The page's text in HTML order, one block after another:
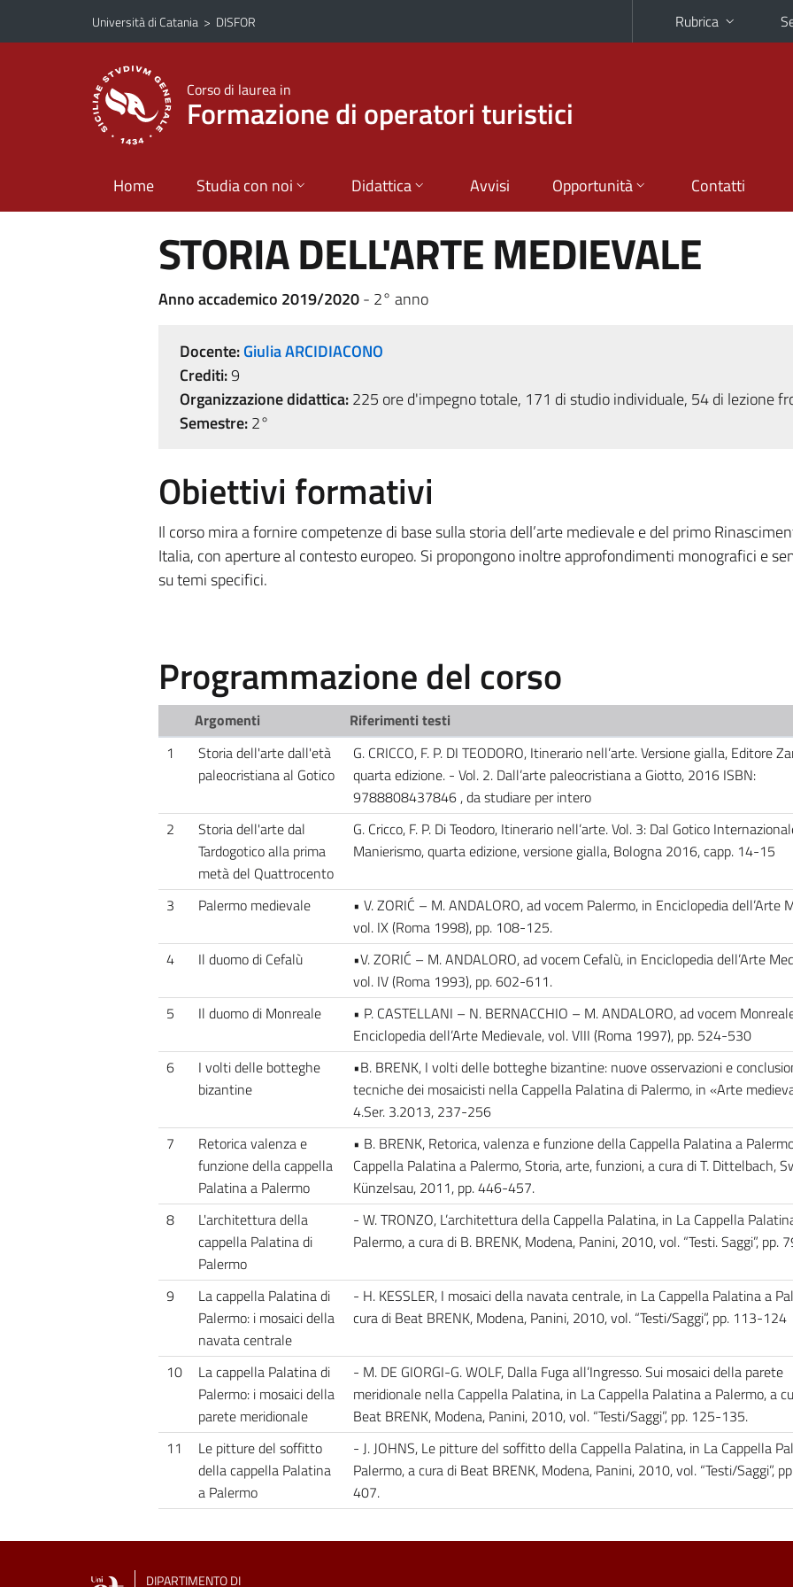
Vai al contenuto principale
Vai al menu di navigazione
Università di Catania > DISFOR Rubrica
Corso di laurea in
Formazione di operatori turistici
Home Studia con noi Didattica Avvisi Opportunità Contatti
STORIA DELL'ARTE MEDIEVALE
Anno accademico 2019/2020- 2° anno
Docente:Giulia ARCIDIACONO
Crediti:9
Organizzazione didattica:225 ore d'impegno totale, 171 di studio individuale, 54 di lezione
Semestre:2°
Obiettivi formativi
Il corso mira a fornire competenze di base sulla storia dell’arte medievale e del primo
Italia, con aperture al contesto europeo. Si propongono inoltre approfondimenti monografici e
su temi specifici.
Programmazione del corso
Argomenti
Riferimenti testi
1
Storia dell'arte dall'età
paleocristiana al Gotico
G. CRICCO, F. P. DI TEODORO, Itinerario nell’arte. Versione gialla, Editore
quarta edizione. - Vol. 2. Dall’arte paleocristiana a Giotto, 2016 ISBN:
9788808437846 , da studiare per intero
2
Storia dell'arte dal
Tardogotico alla prima
metà del Quattrocento
G. Cricco, F. P. Di Teodoro, Itinerario nell’arte. Vol. 3: Dal Gotico
Manierismo, quarta edizione, versione gialla, Bologna 2016, capp. 14-15
3 Palermo medievale
• V. ZORIĆ – M. ANDALORO, ad vocem Palermo, in Enciclopedia dell’Arte
vol. IX (Roma 1998), pp. 108-125.
4
Il duomo di Cefalù
•V. ZORIĆ – M. ANDALORO, ad vocem Cefalù, in Enciclopedia dell’Arte
vol. IV (Roma 1993), pp. 602-611.
5
Il duomo di Monreale
• P. CASTELLANI – N. BERNACCHIO – M. ANDALORO, ad vocem
Enciclopedia dell’Arte Medievale, vol. VIII (Roma 1997), pp. 524-530
6
I volti delle botteghe
bizantine
•B. BRENK, I volti delle botteghe bizantine: nuove osservazioni e
tecniche dei mosaicisti nella Cappella Palatina di Palermo, in «Arte
4.Ser. 3.2013, 237-256
7
Retorica valenza e
funzione della cappella
Palatina a Palermo
• B. BRENK, Retorica, valenza e funzione della Cappella Palatina a
Cappella Palatina a Palermo, Storia, arte, funzioni, a cura di T. Dittelbach,
Künzelsau, 2011, pp. 446-457.
8
L'architettura della
cappella Palatina di
Palermo
- W. TRONZO, L’architettura della Cappella Palatina, in La Cappella
Palermo, a cura di B. BRENK, Modena, Panini, 2010, vol. “Testi. Saggi”, pp.
9
La cappella Palatina di
Palermo: i mosaici della
navata centrale
- H. KESSLER, I mosaici della navata centrale, in La Cappella Palatina a
cura di Beat BRENK, Modena, Panini, 2010, vol. “Testi/Saggi”, pp. 113-124
10
La cappella Palatina di
Palermo: i mosaici della
parete meridionale
- M. DE GIORGI-G. WOLF, Dalla Fuga all’Ingresso. Sui mosaici della parete
meridionale nella Cappella Palatina, in La Cappella Palatina a Palermo, a
Beat BRENK, Modena, Panini, 2010, vol. “Testi/Saggi”, pp. 125-135.
11
Le pitture del soffitto
della cappella Palatina
a Palermo
- J. JOHNS, Le pitture del soffitto della Cappella Palatina, in La Cappella
Palermo, a cura di Beat BRENK, Modena, Panini, 2010, vol. “Testi/Saggi”,
407.
DIPARTIMENTO DI